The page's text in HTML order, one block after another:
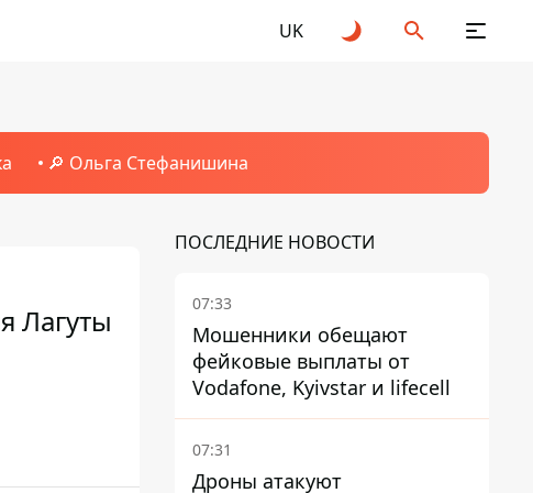
UK
🔎 Ольга Стефанишина
Лагуты
ПОСЛЕДНИЕ НОВОСТИ
07:33
Мошенники обещают
фейковые выплаты от
Vodafone, Kyivstar и lifecell
07:31
Дроны атакуют